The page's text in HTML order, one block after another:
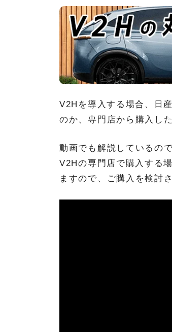
V2Hを導入する場合、日
のか、専門店から購入し
動画でも解説しているの
V2Hの専門店で購入する
ますので、ご購入を検討